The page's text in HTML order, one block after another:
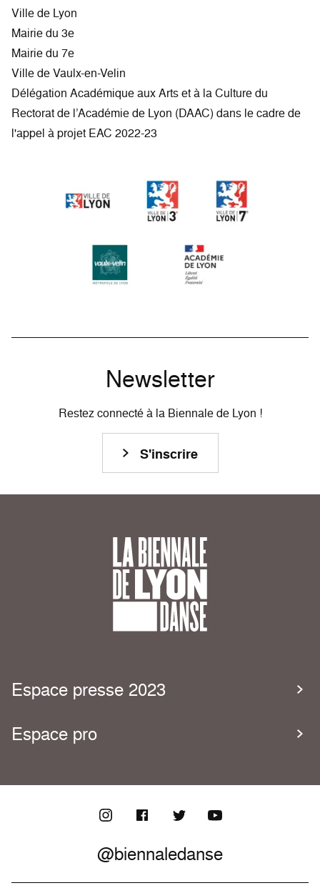
Ville de Lyon
Mairie du 3e
Mairie du 7e
Ville de Vaulx-en-Velin
Délégation Académique aux Arts et à la Culture du
Rectorat de l’Académie de Lyon (DAAC) dans le cadre de
l'appel à projet EAC 2022-23
Newsletter
Restez connecté à la Biennale de Lyon !
S'inscrire
Espace presse 2023
Espace pro
@biennaledanse